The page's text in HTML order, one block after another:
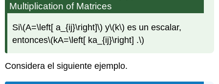
Multiplication of Matrices
Si\(A=\left[ a_{ij}\right]\) y\(k\) es un escalar,
entonces\(kA=\left[ ka_{ij}\right] .\)
Considera el siguiente ejemplo.